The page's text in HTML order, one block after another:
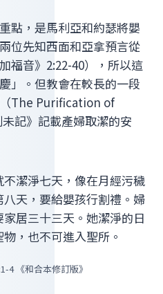
點，是馬利亞和約瑟將嬰
位先知西面和亞拿預言從
福音》2:22-40），所以這
」。但教會在較長的一段
The Purification of
記》記載產婦取潔的安
潔淨七天，像在月經污穢
天，要給嬰孩行割禮。婦
居三十三天。她潔淨的日
，也不可進入聖所。
4 《和合本修訂版》